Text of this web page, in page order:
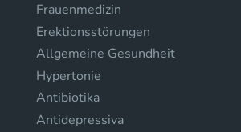
Frauenmedizin
Erektionsstörungen
Allgemeine Gesundheit
Hypertonie
Antibiotika
Antidepressiva